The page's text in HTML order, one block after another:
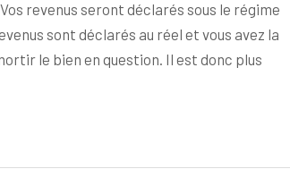
revenus seront déclarés sous le régime
sont déclarés au réel et vous avez la
le bien en question. Il est donc plus